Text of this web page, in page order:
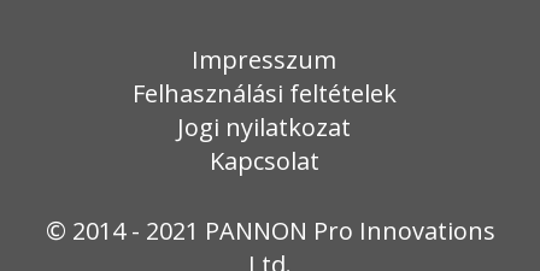
Impresszum
Felhasználási feltételek
Jogi nyilatkozat
Kapcsolat
© 2014 - 2021 PANNON Pro Innovations
Ltd.